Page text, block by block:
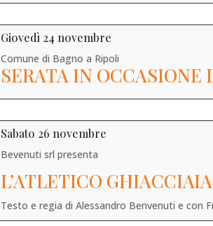
Giovedì 24 novembre
Comune di Bagno a Ripoli
SERATA IN OCCASIONE
Sabato 26 novembre
Bevenuti srl presenta
L’ATLETICO GHIACCIAIA
Testo e regia di Alessandro Benvenuti e con